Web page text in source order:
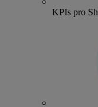
KPIs pro